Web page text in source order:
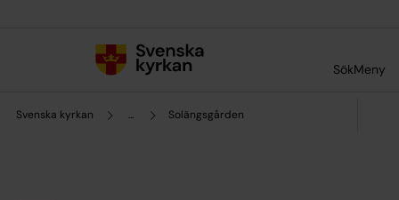
SökMeny
Svenska kyrkan ... Solängsgården